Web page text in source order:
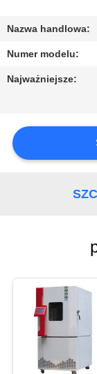
Nazwa handlowa:
Numer modelu:
Najważniejsze: